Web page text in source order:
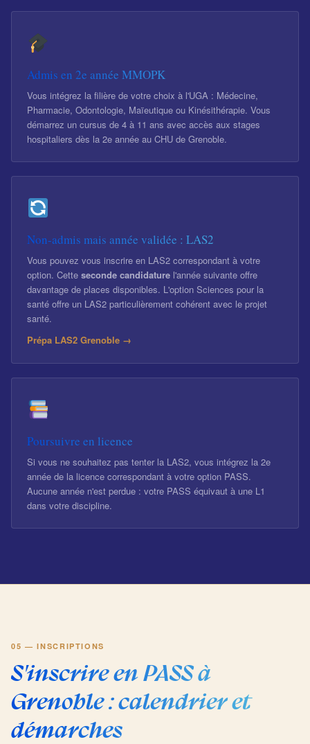
Admis en 2e année MMOPK
Vous intégrez la filière de votre choix à l'UGA : Médecine,
Pharmacie, Odontologie, Maïeutique ou Kinésithérapie. Vous
démarrez un cursus de 4 à 11 ans avec accès aux stages
hospitaliers dès la 2e année au CHU de Grenoble.
Non-admis mais année validée : LAS2
Vous pouvez vous inscrire en LAS2 correspondant à votre
option. Cette seconde candidature l'année suivante offre
davantage de places disponibles. L'option Sciences pour la
santé offre un LAS2 particulièrement cohérent avec le projet
santé.
Prépa LAS2 Grenoble →
Poursuivre en licence
Si vous ne souhaitez pas tenter la LAS2, vous intégrez la 2e
année de la licence correspondant à votre option PASS.
Aucune année n'est perdue : votre PASS équivaut à une L1
dans votre discipline.
05 — INSCRIPTIONS
S'inscrire en PASS à
Grenoble : calendrier et
démarches